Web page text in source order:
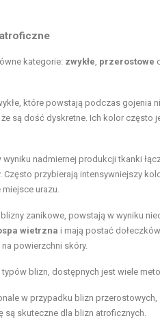
kategorie: zwykłe przerostowe
które powstają podczas gojenia
są dość dyskretne. Ich kolor
nadmiernej produkcji tkanki
przybierają intensywniejszy
urazu.
blizny zanikowe, powstają w wyniku
wietrzna i mają postać
powierzchni skóry.
blizn, dostępnych jest wiele
w przypadku blizn przerostowych,
są skuteczne dla blizn atroficznych.